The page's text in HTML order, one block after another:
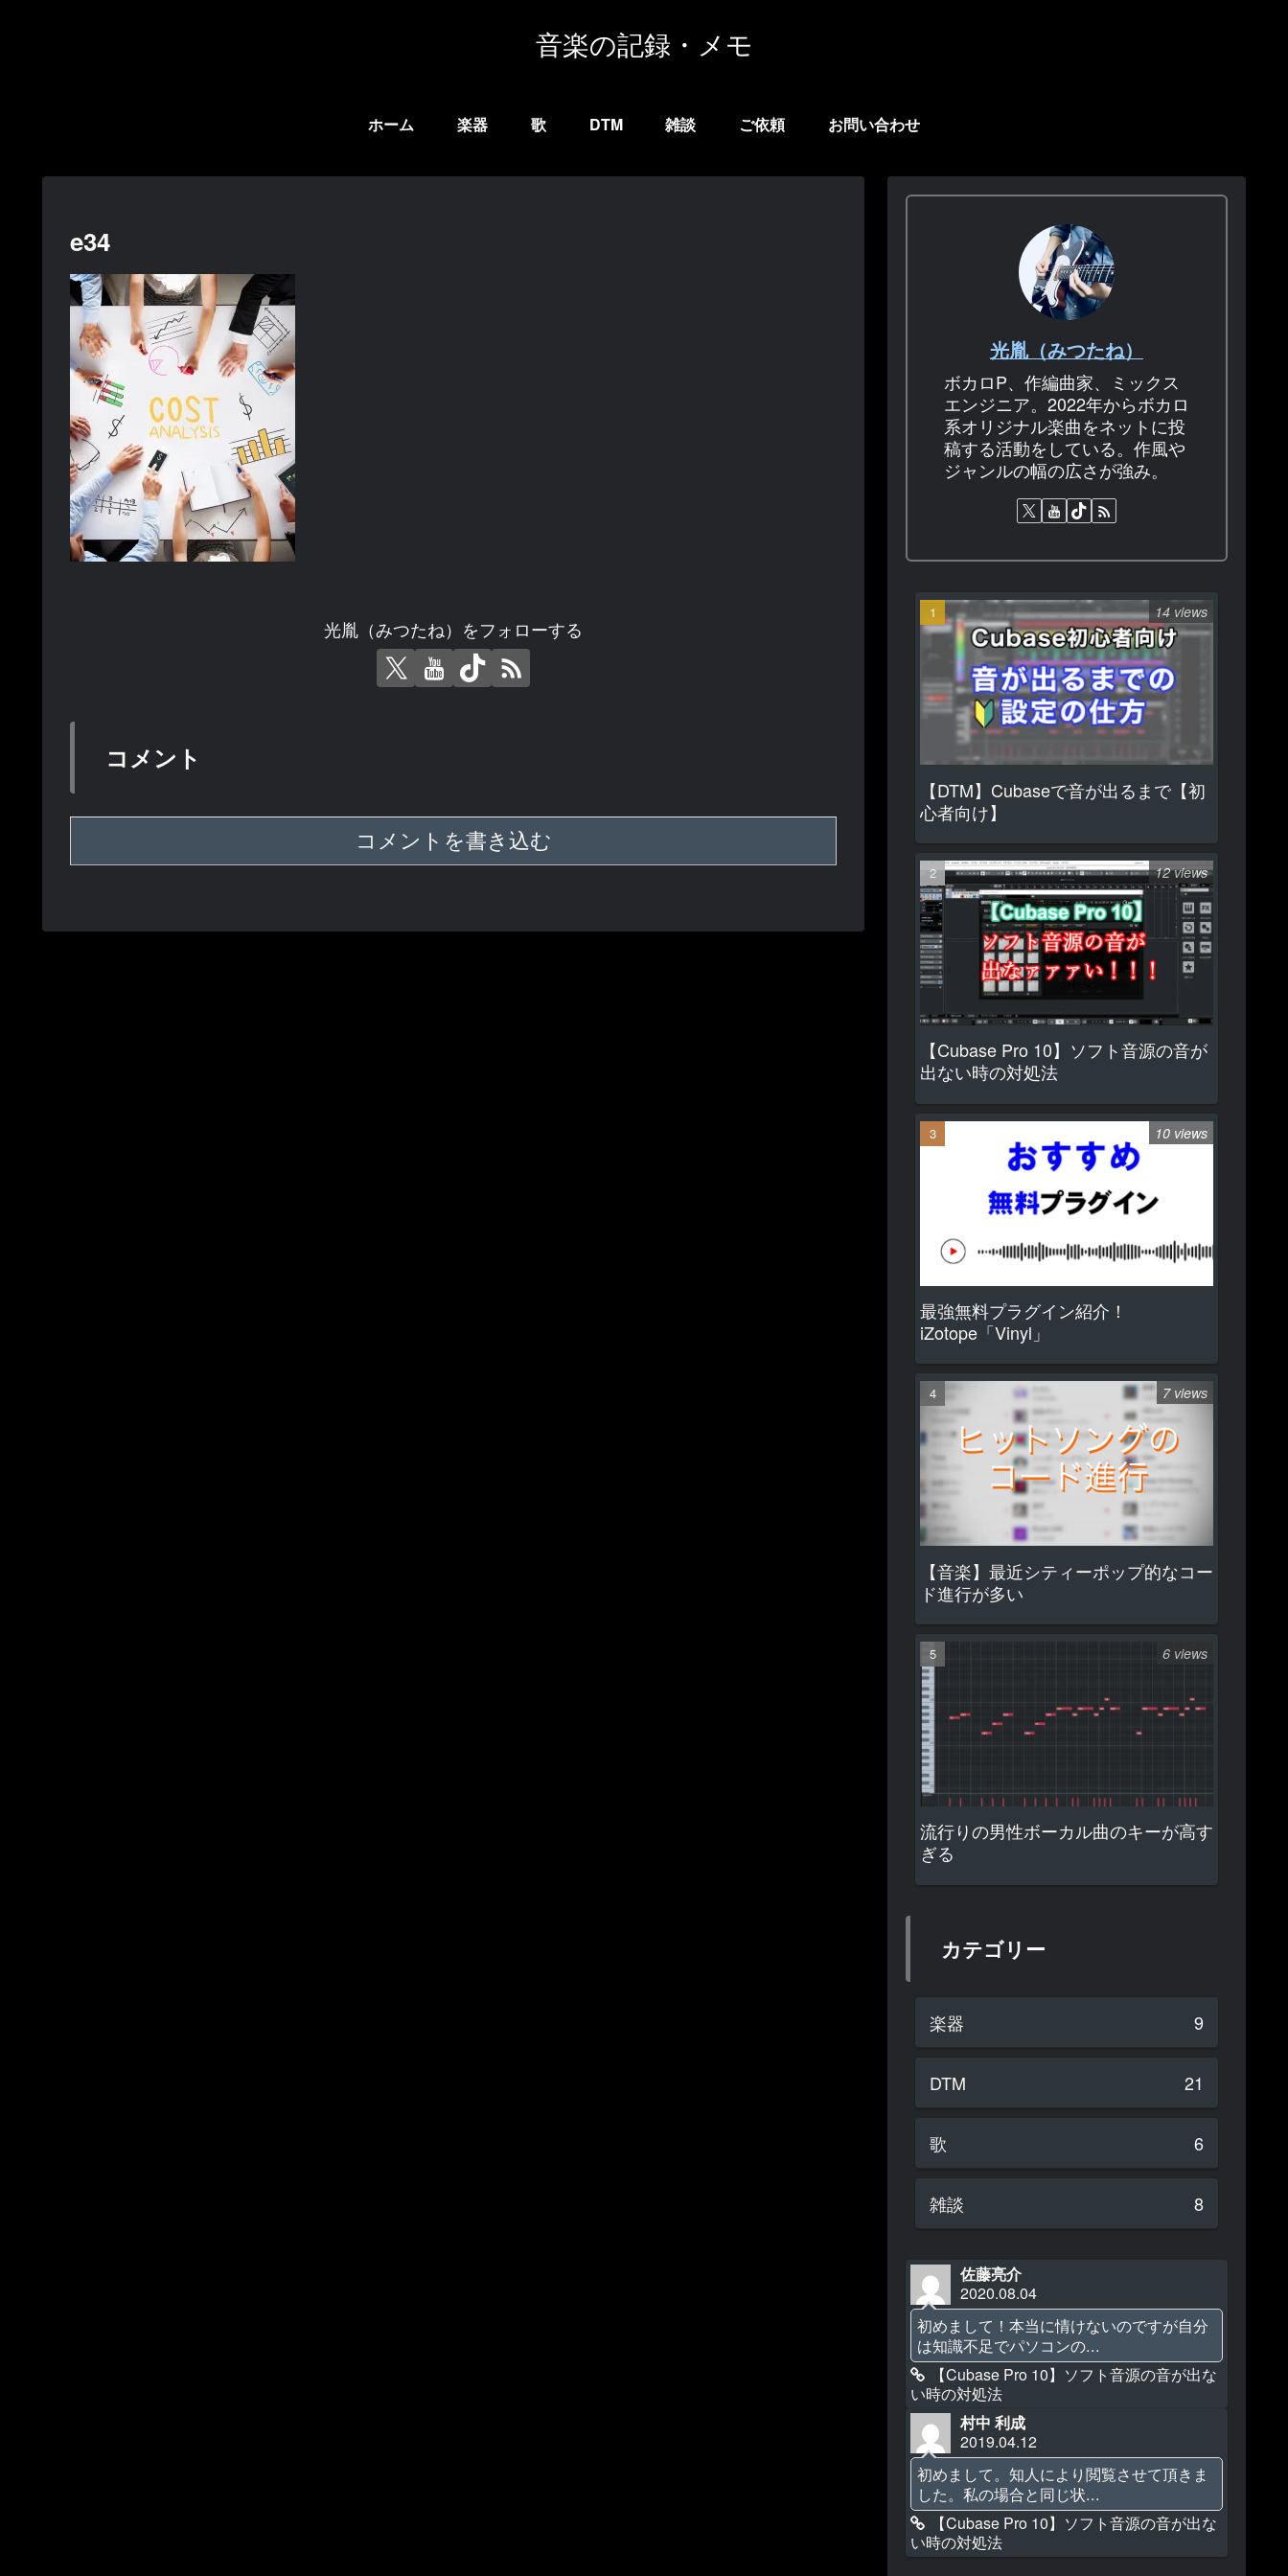
音楽の記録・メモ
ホーム 楽器 歌 DTM 雑談 ご依頼 お問い合わせ
e34
光胤（みつたね）をフォローする
コメント
コメントを書き込む
光胤（みつたね）
ボカロP、作編曲家、ミックス
エンジニア。2022年からボカロ
系オリジナル楽曲をネットに投
稿する活動をしている。作風や
ジャンルの幅の広さが強み。
【DTM】Cubaseで音が出るまで【初
心者向け】
14 views
【Cubase Pro 10】ソフト音源の音が
出ない時の対処法
12 views
最強無料プラグイン紹介！
iZotope「Vinyl」
10 views
【音楽】最近シティーポップ的なコー
ド進行が多い
7 views
流行りの男性ボーカル曲のキーが高す
ぎる
6 views
カテゴリー
楽器 9
DTM 21
歌 6
雑談 8
佐藤亮介
2020.08.04
初めまして！本当に情けないのですが自分
は知識不足でパソコンの...
【Cubase Pro 10】ソフト音源の音が出な
い時の対処法
村中 利成
2019.04.12
初めまして。知人により閲覧させて頂きま
した。私の場合と同じ状...
【Cubase Pro 10】ソフト音源の音が出な
い時の対処法